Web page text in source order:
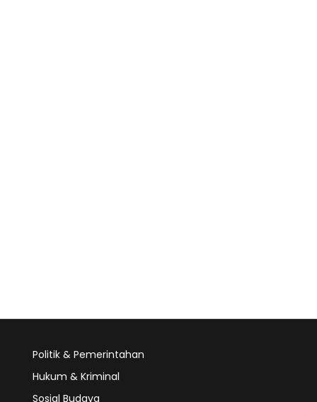
Politik & Pemerintahan
Hukum & Kriminal
Sosial Budaya